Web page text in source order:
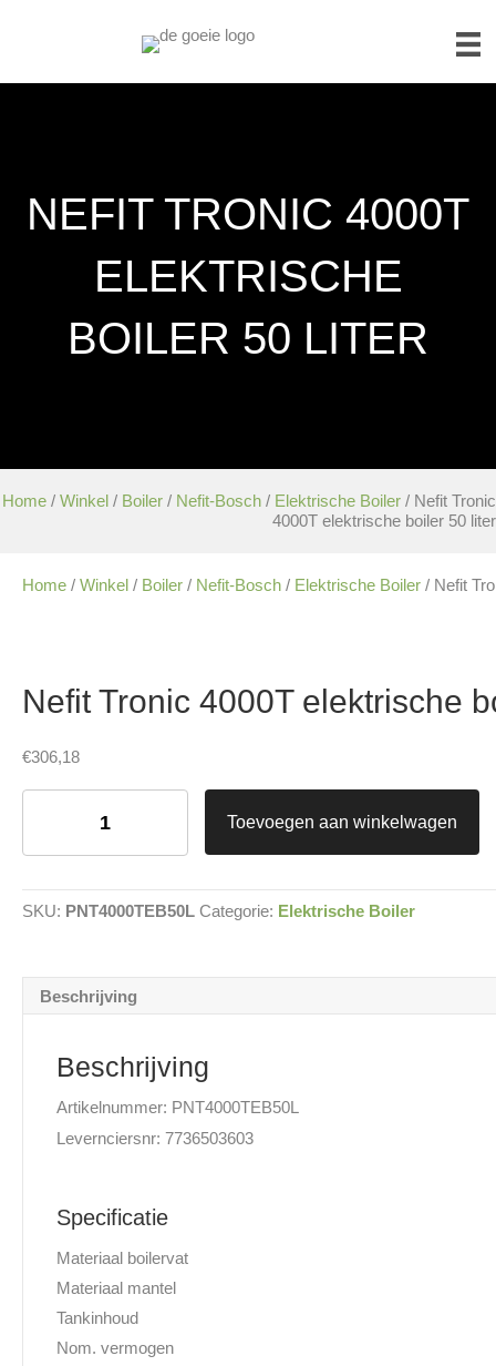
NEFIT TRONIC 4000T
ELEKTRISCHE
BOILER 50 LITER
Home / Winkel / Boiler / Nefit-Bosch / Elektrische Boiler / Nefit Tronic
4000T elektrische boiler 50 liter
Home / Winkel / Boiler / Nefit-Bosch / Elektrische Boiler / Nefit
Nefit Tronic 4000T elektrische
€306,18
Nefit
elektrische
liter
Toevoegen aan winkelwagen
SKU: PNT4000TEB50L Categorie: Elektrische Boiler
Beschrijving
Beschrijving
Artikelnummer: PNT4000TEB50L
Levernciersnr: 7736503603
Specificatie
Materiaal boilervat
Materiaal mantel
Tankinhoud
Nom. vermogen